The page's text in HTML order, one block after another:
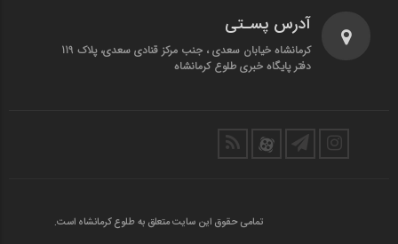
آدرس پسـتی
کرمانشاه خیابان سعدی ، جنب مرکز قنادی سعدی، پلاک 119
دفتر پایگاه خبری طلوع کرمانشاه
تمامی حقوق این سایت متعلق به طلوع کرمانشاه است.